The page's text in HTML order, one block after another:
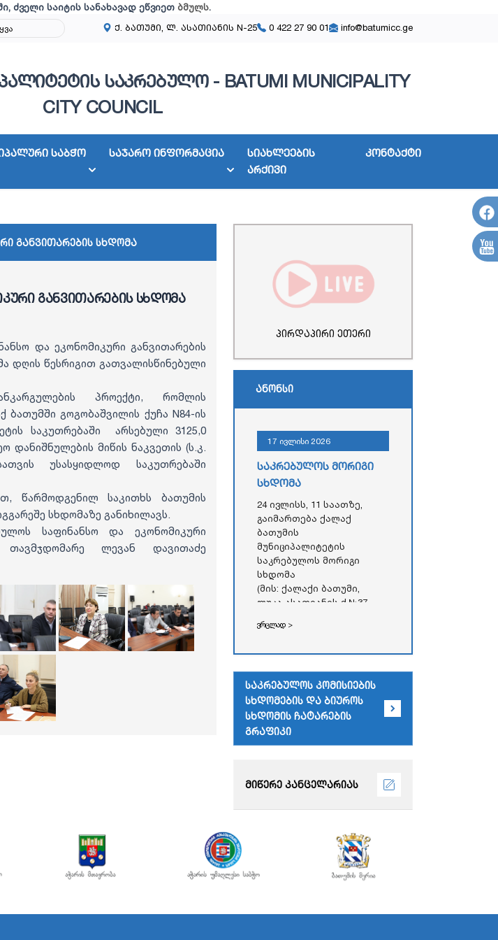
ძველი საიტის სანახავად ეწვიეთ ბმულს.
ქ. ბათუმი, ლ. ასათიანის N-25 0 422 27 90 01 info@batumicc.ge
საკრებულო - BATUMI MUNICIPALITY
CITY COUNCIL
საბჭო საჯარო ინფორმაცია
სიახლეების
არქივი
კონტაქტი
განვითარების სხდომა
განვითარების სხდომა
და ეკონომიკური განვითარების
დღის წესრიგით გათვალისწინებული
პროექტი, რომლის
ბათუმში გოგობაშვილის ქუჩა N84-ის
საკუთრებაში არსებული 3125,0
დანიშნულების მიწის ნაკვეთის (ს.კ.
უსასყიდლოდ საკუთრებაში
წარმოდგენილ საკითხს ბათუმის
სხდომაზე განიხილავს.
საფინანსო და ეკონომიკური
თავმჯდომარე ლევან დავითაძე
პირდაპირი ეთერი
ანონსი
17 ივლისი 2026
საკრებულოს მორიგი
სხდომა
24 ივლისს, 11 საათზე,
გაიმართება ქალაქ
ბათუმის
მუნიციპალიტეტის
საკრებულოს მორიგი
სხდომა
(მის: ქალაქი ბათუმი,
ლუკა ასათიანის ქ.№37,
რესპუბლიკის უმაღლესი
ადმინისტრაციული
შენობა)
ვრცლად >
საკრებულოს კომისიების
სხდომების და ბიუროს
სხდომის ჩატარების
გრაფიკი
მიწერე კანცელარიას